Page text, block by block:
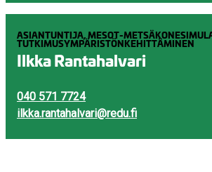
ASIANTUNTIJA, MESOT-
TUTKIMUSYMPÄRISTÖNKEHITTÄMINEN
Ilkka Rantahalvari
040 571 7724
ilkka.rantahalvari@redu.fi